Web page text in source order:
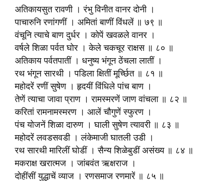
अतिकायसुत रावणी । रंभु विनीत वानर दोनी ।
पाचारुनि रणांगणीं । अमितां बाणीं विंधलें ॥ ७९ ॥
वंचूनि त्याचे बाण दुर्धर । कोपें खवळले वानर ।
वर्षले शिळा पर्वत घोर । केले चकचूर राक्षस ॥ ८० ॥
अतिकाय पर्वतपातीं । धनुष्य भंगून ठेंचला लातीं ।
रथ भंगून सारथी । पडिला क्षितीं मूर्च्छित ॥ ८१ ॥
महोदरें रणीं सुषेण । हृदयीं विंधिले पांच बाण ।
तेणें त्याचा जावा प्राण । रामस्मरणें जाण वांचला ॥ ८२ ॥
करितां रामनामस्मरण । आलें चौगुणें स्फुरण ।
पंच योजनें शिळा दारुण । घाली सुषेण त्यावरी ॥ ८३ ॥
महोदरें लवडसवडी । लंकेमाजी घातली उडी ।
रथ सारथी मारिलीं घोडीं । सैन्य शिळेबुडीं असंख्य ॥ ८४ ॥
मकराक्ष खरात्मज । जांबवंत ऋक्षराज ।
दोहींसीं युद्धाचें व्याज । रणसमाज रणमारें ॥ ८५ ॥